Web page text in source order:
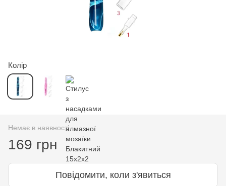
Колір
Немає в наявності
169 грн
Повідомити, коли з'явиться